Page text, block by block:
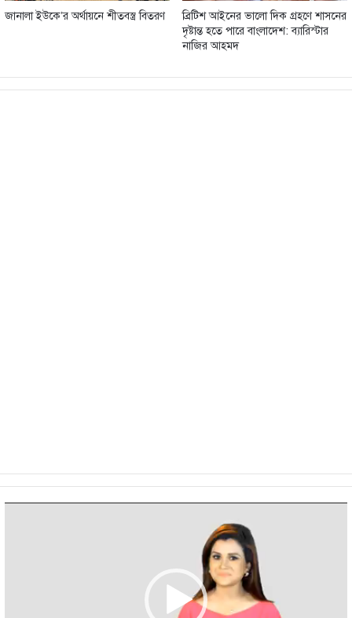
জানালা ইউকে’র অর্থায়নে শীতবস্ত্র বিতরণ
ব্রিটিশ আইনের ভালো দিক গ্রহণে শাসনের
দৃষ্টান্ত হতে পারে বাংলাদেশ: ব‍্যারিস্টার
নাজির আহমদ